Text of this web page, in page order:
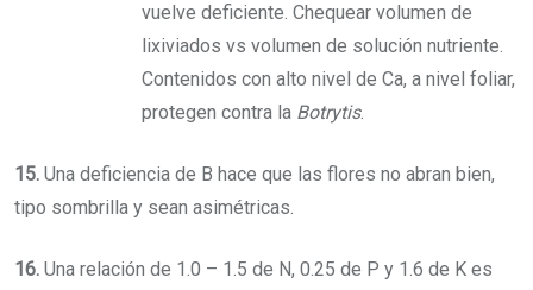
vuelve deficiente. Chequear volumen de
lixiviados vs volumen de solución nutriente.
Contenidos con alto nivel de Ca, a nivel foliar,
protegen contra la Botrytis.
15. Una deficiencia de B hace que las flores no abran bien,
tipo sombrilla y sean asimétricas.
16. Una relación de 1.0 – 1.5 de N, 0.25 de P y 1.6 de K es